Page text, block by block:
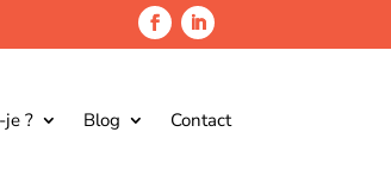
je ? Blog Contact